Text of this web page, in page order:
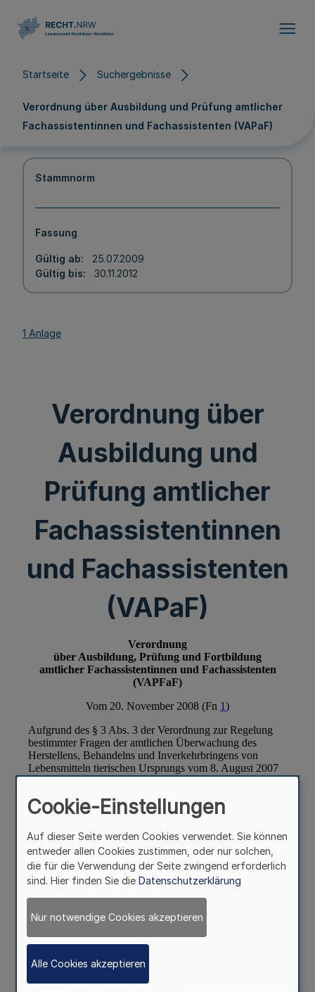
Startseite Suchergebnisse
Verordnung über Ausbildung und Prüfung amtlicher
Fachassistentinnen und Fachassistenten (VAPaF)
Stammnorm
Fassung
Gültig ab
25.07.2009
Gültig bis
30.11.2012
1 Anlage
Verordnung über
Ausbildung und
Prüfung amtlicher
Fachassistentinnen
und Fachassistenten
(VAPaF)
Cookie-Einstellungen
Auf dieser Seite werden Cookies verwendet. Sie können
entweder allen Cookies zustimmen, oder nur solchen,
die für die Verwendung der Seite zwingend erforderlich
sind. Hier finden Sie die Datenschutzerklärung
Nur notwendige Cookies akzeptieren
Alle Cookies akzeptieren